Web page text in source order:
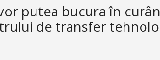
putea bucura în
de transfer